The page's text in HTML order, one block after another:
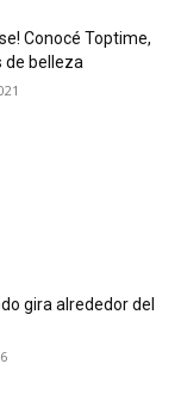
Conocé Toptime,
de belleza
gira alrededor del